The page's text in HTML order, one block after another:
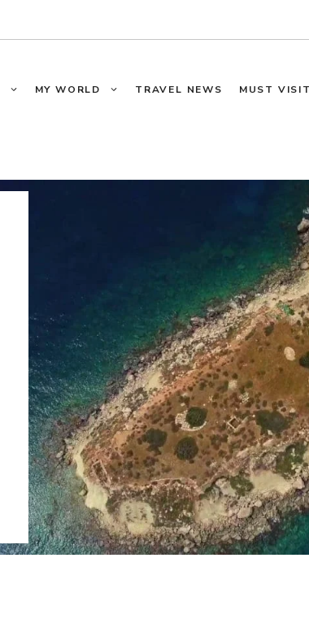
MY WORLD TRAVEL NEWS MUST VISIT